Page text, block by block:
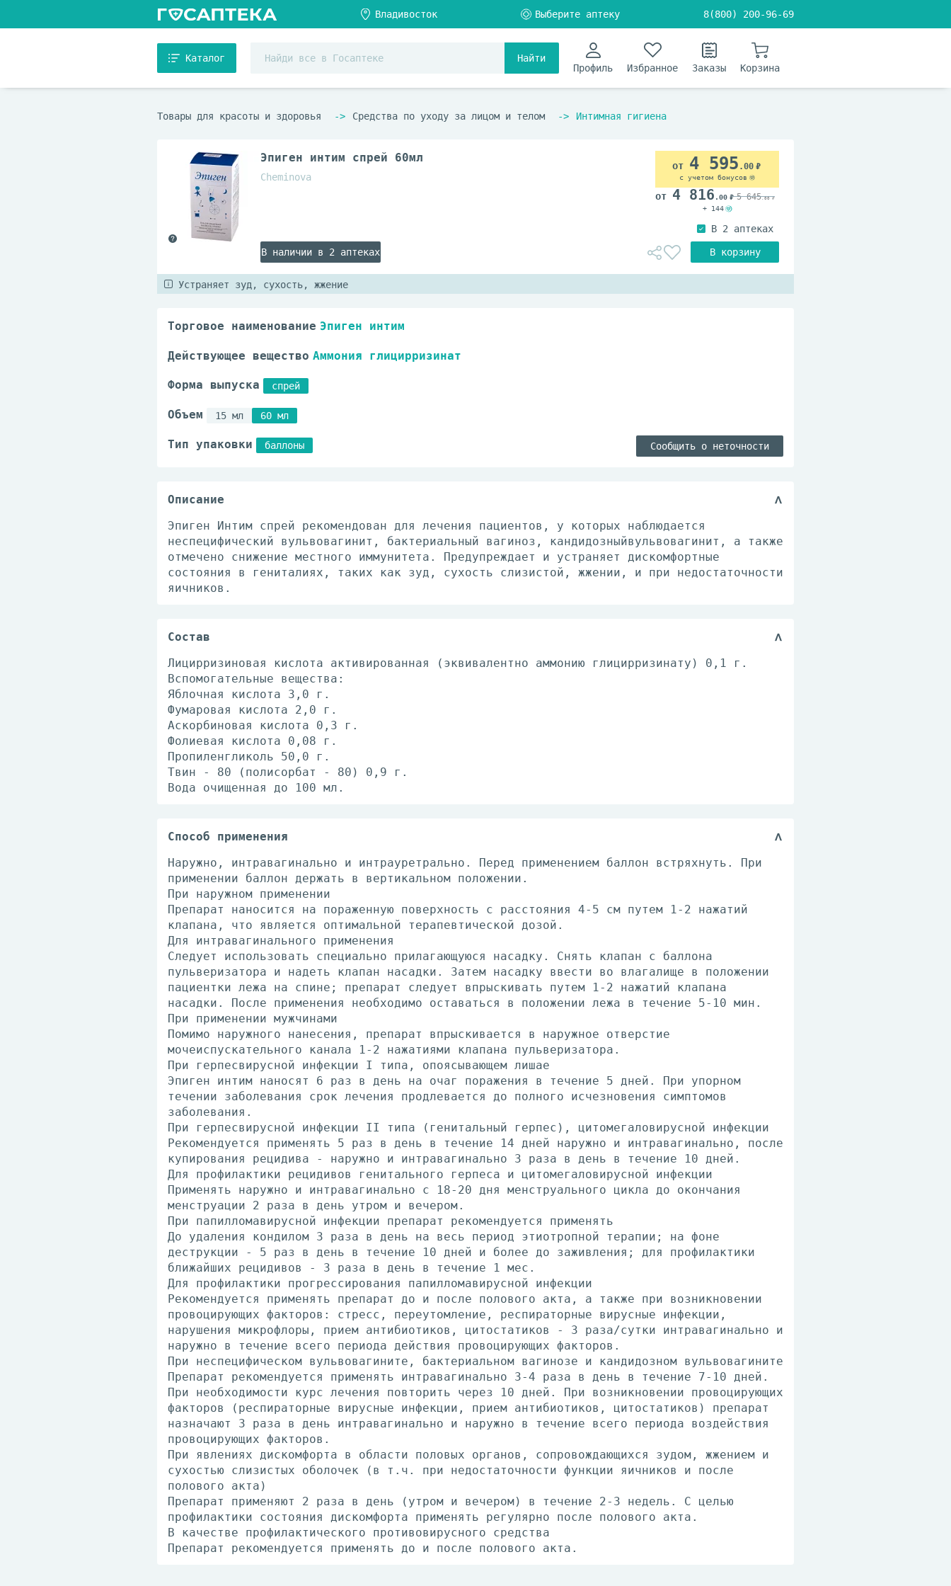
8(800) 200-96-69
Каталог
Найти
Профиль
Избранное Заказы Корзина
Товары для красоты и здоровья Средства по уходу за лицом и телом Интимная гигиена
Эпиген интим спрей 60мл
Cheminova
В наличии в 2 аптеках
4 595 .00
с учетом бонусов
4 816 .00 5 645.00
+ 144
Устраняет зуд, сухость, жжение
Торговое наименование Эпиген интим
Действующее вещество Аммония глицирризинат
Форма выпуска спрей
Объем 15 мл 60 мл
Тип упаковки баллоны Сообщить о неточности
Описание
Эпиген Интим спрей рекомендован для лечения пациентов, у которых наблюдается
неспецифический вульвовагинит, бактериальный вагиноз, кандидозныйвульвовагинит, а также
отмечено снижение местного иммунитета. Предупреждает и устраняет дискомфортные
состояния в гениталиях, таких как зуд, сухость слизистой, жжении, и при недостаточности
яичников.
Состав
Лицирризиновая кислота активированная (эквивалентно аммонию глицирризинату) 0,1 г.
Вспомогательные вещества:
Яблочная кислота 3,0 г.
Фумаровая кислота 2,0 г.
Аскорбиновая кислота 0,3 г.
Фолиевая кислота 0,08 г.
Пропиленгликоль 50,0 г.
Твин - 80 (полисорбат - 80) 0,9 г.
Вода очищенная до 100 мл.
Способ применения
Наружно, интравагинально и интрауретрально. Перед применением баллон встряхнуть. При
применении баллон держать в вертикальном положении.
При наружном применении
Препарат наносится на пораженную поверхность с расстояния 4-5 см путем 1-2 нажатий
клапана, что является оптимальной терапевтической дозой.
Для интравагинального применения
Следует использовать специально прилагающуюся насадку. Снять клапан с баллона
пульверизатора и надеть клапан насадки. Затем насадку ввести во влагалище в положении
пациентки лежа на спине; препарат следует впрыскивать путем 1-2 нажатий клапана
насадки. После применения необходимо оставаться в положении лежа в течение 5-10 мин.
При применении мужчинами
Помимо наружного нанесения, препарат впрыскивается в наружное отверстие
мочеиспускательного канала 1-2 нажатиями клапана пульверизатора.
При герпесвирусной инфекции I типа, опоясывающем лишае
Эпиген интим наносят 6 раз в день на очаг поражения в течение 5 дней. При упорном
течении заболевания срок лечения продлевается до полного исчезновения симптомов
заболевания.
При герпесвирусной инфекции II типа (генитальный герпес), цитомегаловирусной инфекции
Рекомендуется применять 5 раз в день в течение 14 дней наружно и интравагинально, после
купирования рецидива - наружно и интравагинально 3 раза в день в течение 10 дней.
Для профилактики рецидивов генитального герпеса и цитомегаловирусной инфекции
Применять наружно и интравагинально с 18-20 дня менструального цикла до окончания
менструации 2 раза в день утром и вечером.
При папилломавирусной инфекции препарат рекомендуется применять
До удаления кондилом 3 раза в день на весь период этиотропной терапии; на фоне
деструкции - 5 раз в день в течение 10 дней и более до заживления; для профилактики
ближайших рецидивов - 3 раза в день в течение 1 мес.
Для профилактики прогрессирования папилломавирусной инфекции
Рекомендуется применять препарат до и после полового акта, а также при возникновении
провоцирующих факторов: стресс, переутомление, респираторные вирусные инфекции,
нарушения микрофлоры, прием антибиотиков, цитостатиков - 3 раза/сутки интравагинально и
наружно в течение всего периода действия провоцирующих факторов.
При неспецифическом вульвовагините, бактериальном вагинозе и кандидозном вульвовагините
Препарат рекомендуется применять интравагинально 3-4 раза в день в течение 7-10 дней.
При необходимости курс лечения повторить через 10 дней. При возникновении провоцирующих
факторов (респираторные вирусные инфекции, прием антибиотиков, цитостатиков) препарат
назначают 3 раза в день интравагинально и наружно в течение всего периода воздействия
провоцирующих факторов.
При явлениях дискомфорта в области половых органов, сопровождающихся зудом, жжением и
сухостью слизистых оболочек (в т.ч. при недостаточности функции яичников и после
полового акта)
Препарат применяют 2 раза в день (утром и вечером) в течение 2-3 недель. С целью
профилактики состояния дискомфорта применять регулярно после полового акта.
В качестве профилактического противовирусного средства
Препарат рекомендуется применять до и после полового акта.